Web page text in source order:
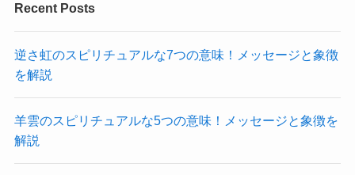
Recent Posts
逆さ虹のスピリチュアルな7つの意味！メッセージと象徴
を解説
羊雲のスピリチュアルな5つの意味！メッセージと象徴を
解説